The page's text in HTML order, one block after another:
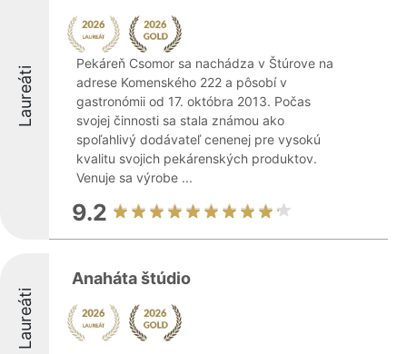
Laureáti
Pekáreň Csomor sa nachádza v Štúrove na
adrese Komenského 222 a pôsobí v
gastronómii od 17. októbra 2013. Počas
svojej činnosti sa stala známou ako
spoľahlivý dodávateľ cenenej pre vysokú
kvalitu svojich pekárenských produktov.
Venuje sa výrobe ...
9.2
Laureáti
Anaháta štúdio